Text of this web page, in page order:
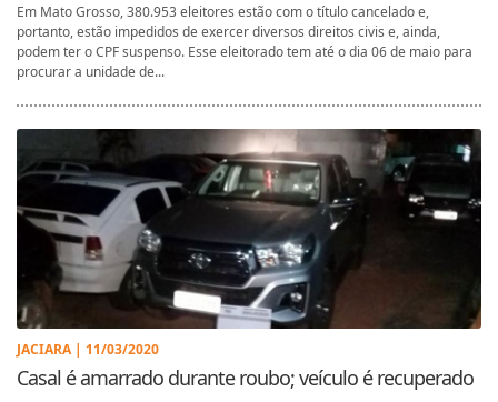
Em Mato Grosso, 380.953 eleitores estão com o título cancelado e,
portanto, estão impedidos de exercer diversos direitos civis e, ainda,
podem ter o CPF suspenso. Esse eleitorado tem até o dia 06 de maio para
procurar a unidade de...
JACIARA | 11/03/2020
Casal é amarrado durante roubo; veículo é recuperado